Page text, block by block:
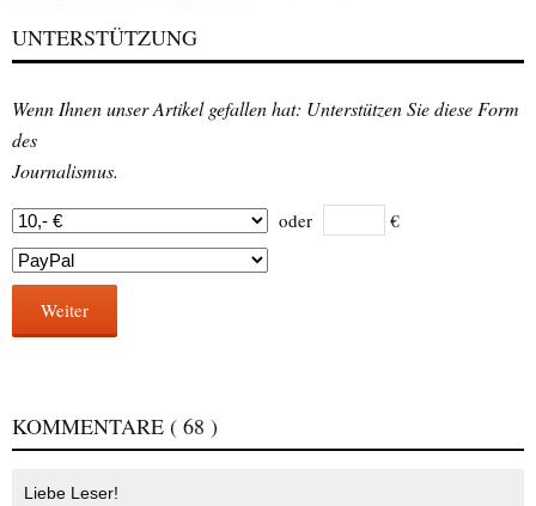
UNTERSTÜTZUNG
Wenn Ihnen unser Artikel gefallen hat: Unterstützen Sie diese Form
des
Journalismus.
oder €
Weiter
KOMMENTARE ( 68 )
Liebe Leser!